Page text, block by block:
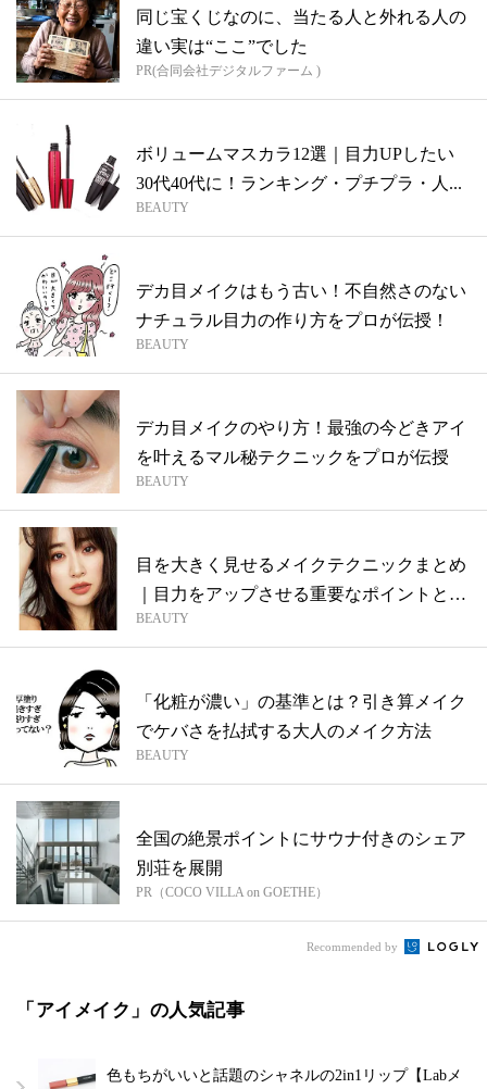
同じ宝くじなのに、当たる人と外れる人の
違い実は“ここ”でした
PR(合同会社デジタルファーム )
ボリュームマスカラ12選｜目力UPしたい
30代40代に！ランキング・プチプラ・人...
BEAUTY
デカ目メイクはもう古い！不自然さのない
ナチュラル目力の作り方をプロが伝授！
BEAUTY
デカ目メイクのやり方！最強の今どきアイ
を叶えるマル秘テクニックをプロが伝授
BEAUTY
目を大きく見せるメイクテクニックまとめ
｜目力をアップさせる重要なポイントと
は？
BEAUTY
「化粧が濃い」の基準とは？引き算メイク
でケバさを払拭する大人のメイク方法
BEAUTY
全国の絶景ポイントにサウナ付きのシェア
別荘を展開
PR（COCO VILLA on GOETHE）
Recommended by
「アイメイク」の人気記事
色もちがいいと話題のシャネルの2in1リップ【Labメ